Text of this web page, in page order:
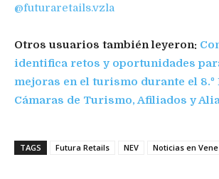
@futuraretails.vzla
Otros usuarios también leyeron:
identifica retos y oportunidades
mejoras en el turismo durante el 8.º
Cámaras de Turismo, Afiliados y
TAGS Futura Retails NEV Noticias en